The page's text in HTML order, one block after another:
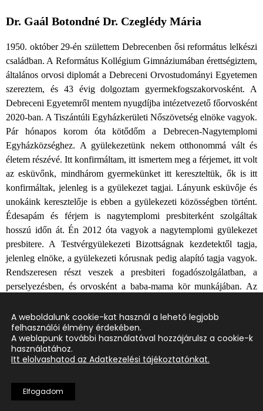
Dr. Gaál Botondné Dr. Czeglédy Mária
1950. október 29-én születtem Debrecenben ősi református lelkészi
családban. A Református Kollégium Gimnáziumában érettségiztem,
általános orvosi diplomát a Debreceni Orvostudományi Egyetemen
szereztem, és 43 évig dolgoztam gyermekfogszakorvosként. A
Debreceni Egyetemről mentem nyugdíjba intézetvezető főorvosként
2020-ban. A Tiszántúli Egyházkerületi Nőszövetség elnöke vagyok.
Pár hónapos korom óta kötődőm a Debrecen-Nagytemplomi
Egyházközséghez. A gyülekezetünk nekem otthonommá vált és
életem részévé. Itt konfirmáltam, itt ismertem meg a férjemet, itt volt
az esküvőnk, mindhárom gyermekünket itt kereszteltük, ők is itt
konfirmáltak, jelenleg is a gyülekezet tagjai. Lányunk esküvője és
unokáink keresztelője is ebben a gyülekezeti közösségben történt.
Édesapám és férjem is nagytemplomi presbiterként szolgáltak
hosszú időn át. Én 2012 óta vagyok a nagytemplomi gyülekezet
presbitere. A Testvérgyülekezeti Bizottságnak kezdetektől tagja,
jelenleg elnöke, a gyülekezeti kórusnak pedig alapító tagja vagyok.
Rendszeresen részt veszek a presbiteri fogadószolgálatban, a
perselyezésben, és orvosként a baba-mama kör munkájában. Az
öröm számomra, hogy a harmadik presbiteri ciklusra is jelölést
kaptam. Megválasztásom esetén szívesen szolgálom továbbra is a
gyülekezetemet presbiterként.
A weboldalunk cookie-kat használ a lehető legjobb
felhasználói élmény érdekében.
A weblapunk további használatával hozzájárulsz a cookie-k
használatához.
Itt elolvashatod az Adatkezelési tájékoztatónkat.
Elfogadom